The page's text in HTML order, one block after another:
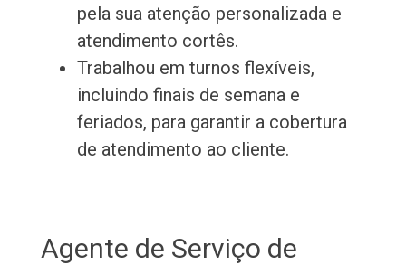
pela sua atenção personalizada e
atendimento cortês.
Trabalhou em turnos flexíveis,
incluindo finais de semana e
feriados, para garantir a cobertura
de atendimento ao cliente.
Agente de Serviço de